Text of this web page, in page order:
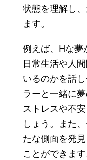
状態を理解し
ます。
例えば、Hな夢
日常生活や人
いるのかを話
ラーと一緒に
ストレスや不
しょう。また
たな側面を発
ことができます